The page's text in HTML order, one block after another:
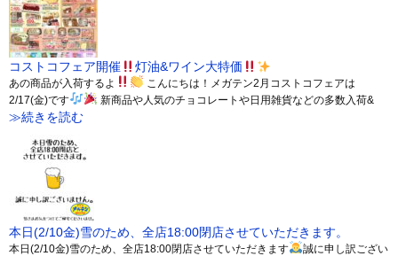
コストコフェア開催 灯油&ワイン大特価
あの商品が入荷するよ
こんにちは！メガテン2月コストコフェアは
2/17(金)です
新商品や人気のチョコレートや日用雑貨などの多数入荷&
≫続きを読む
本日(2/10金)雪のため、全店18:00閉店させていただきます。
本日(2/10金)雪のため、全店18:00閉店させていただきます
誠に申し訳ござい